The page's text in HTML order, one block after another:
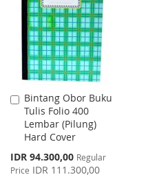
LIST
Bintang Obor Buku
Tulis Folio 400
Lembar (Pilung)
Hard Cover
Special
Price
IDR 94.300,00 Regular
Price IDR 111.300,00
Add
to
Cart